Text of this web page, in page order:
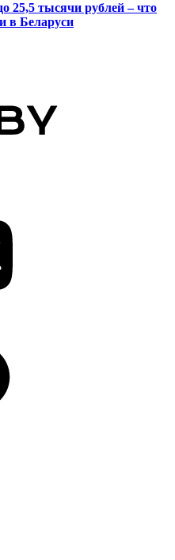
25,5 тысячи рублей – что
в Беларуси